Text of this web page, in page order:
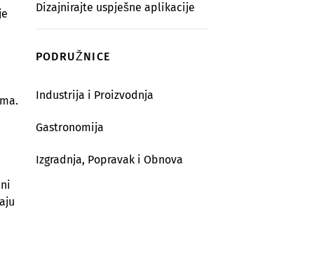
Dizajnirajte uspješne aplikacije
PODRUŽNICE
Industrija i Proizvodnja
Gastronomija
Izgradnja, Popravak i Obnova